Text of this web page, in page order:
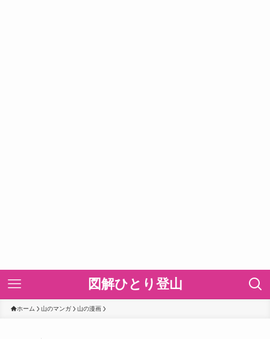
図解ひとり登山
ホーム 山のマンガ 山の漫画